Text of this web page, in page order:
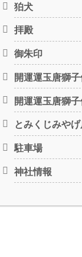
狛犬
拝殿
御朱印
開運運玉唐獅
開運運玉唐獅
とみくじみや
駐車場
神社情報